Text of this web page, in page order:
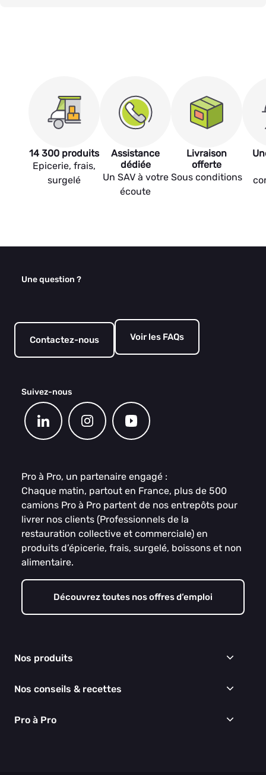
14 300 produits
Epicerie, frais,
surgelé
Assistance
dédiée
Un SAV à votre
écoute
Livraison
offerte
Sous conditions
Une question ?
Contactez-nous Voir les FAQs
Suivez-nous
Pro à Pro, un partenaire engagé :
Chaque matin, partout en France, plus de 500
camions Pro à Pro partent de nos entrepôts pour
livrer nos clients (Professionnels de la
restauration collective et commerciale) en
produits d’épicerie, frais, surgelé, boissons et non
alimentaire.
Découvrez toutes nos offres d’emploi
Nos produits
Épicerie
Boissons
Nos conseils & recettes
Recettes
Pro à Pro